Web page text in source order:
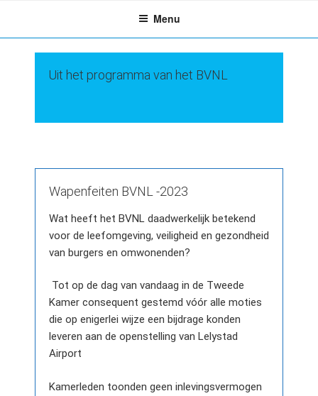
de
Menu
Uit het programma van het BVNL
Wapenfeiten BVNL -2023
Wat heeft het BVNL daadwerkelijk betekend
voor de leefomgeving, veiligheid en gezondheid
van burgers en omwonenden?
Tot op de dag van vandaag in de Tweede
Kamer consequent gestemd vóór alle moties
die op enigerlei wijze een bijdrage konden
leveren aan de openstelling van Lelystad
Airport
Kamerleden toonden geen inlevingsvermogen